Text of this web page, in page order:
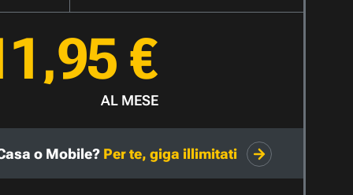
€
AL MESE
o Mobile? Per te, giga illimitati